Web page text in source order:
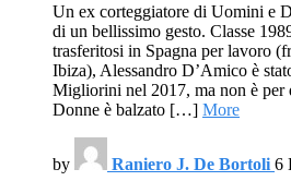
Un ex corteggiatore di Uomini e
di un bellissimo gesto. Classe
trasferitosi in Spagna per lavoro
Ibiza), Alessandro D’Amico è
Migliorini nel 2017, ma non è per
Donne è balzato […] More
by Raniero J. De Bortoli 6